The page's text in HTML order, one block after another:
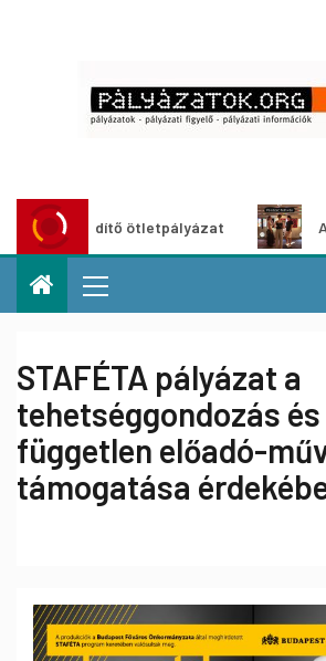
ötletpályázat Alkotói
STAFÉTA pályázat a
tehetséggondozás és
független előadó-
támogatása